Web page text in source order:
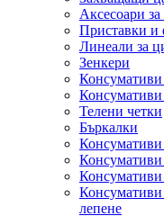
Аксесоари
Приставки и
Линеали за
Зенкери
Консумативи
Телени четки
Бъркалки
Консумативи
Консумативи
Консумативи
лепене